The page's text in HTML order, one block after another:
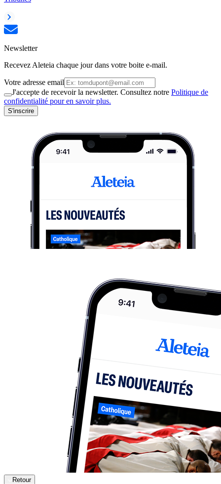
Newsletter
Recevez Aleteia chaque jour dans votre boite e-mail.
Votre adresse email
J'accepte de recevoir la newsletter. Consultez notre Politique de
confidentialité pour en savoir plus.
S'inscrire
Retour